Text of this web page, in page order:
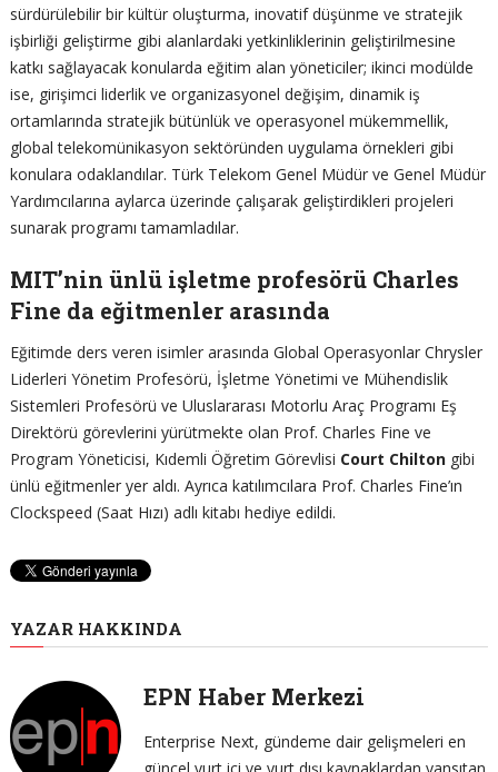
sürdürülebilir bir kültür oluşturma, inovatif düşünme ve stratejik
işbirliği geliştirme gibi alanlardaki yetkinliklerinin geliştirilmesine
katkı sağlayacak konularda eğitim alan yöneticiler; ikinci modülde
ise, girişimci liderlik ve organizasyonel değişim, dinamik iş
ortamlarında stratejik bütünlük ve operasyonel mükemmellik,
global telekomünikasyon sektöründen uygulama örnekleri gibi
konulara odaklandılar. Türk Telekom Genel Müdür ve Genel Müdür
Yardımcılarına aylarca üzerinde çalışarak geliştirdikleri projeleri
sunarak programı tamamladılar.
MIT’nin ünlü işletme profesörü Charles
Fine da eğitmenler arasında
Eğitimde ders veren isimler arasında Global Operasyonlar Chrysler
Liderleri Yönetim Profesörü, İşletme Yönetimi ve Mühendislik
Sistemleri Profesörü ve Uluslararası Motorlu Araç Programı Eş
Direktörü görevlerini yürütmekte olan Prof. Charles Fine ve
Program Yöneticisi, Kıdemli Öğretim Görevlisi Court Chiltongibi
ünlü eğitmenler yer aldı. Ayrıca katılımcılara Prof. Charles Fine’ın
Clockspeed (Saat Hızı) adlı kitabı hediye edildi.
YAZAR HAKKINDA
EPN Haber Merkezi
Enterprise Next, gündeme dair gelişmeleri en